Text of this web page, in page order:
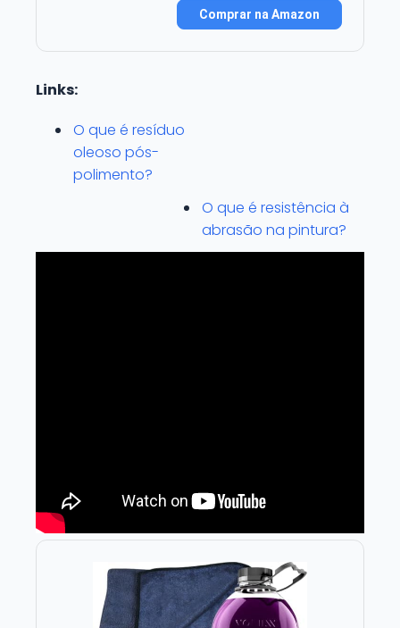
Comprar na Amazon
Links:
O que é resíduo
oleoso pós-
polimento?
O que é resistência à
abrasão na pintura?